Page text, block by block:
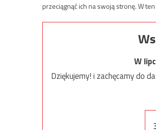
przeciągnąć ich na swoją stronę. W
W
Dziękujemy! i zachęcamy do